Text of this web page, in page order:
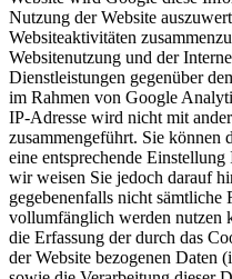
Nutzung der Website
Websiteaktivitäten
Websitenutzung und der
Dienstleistungen gegenüber
im Rahmen von Google
IP-Adresse wird nicht mit
zusammengeführt. Sie können
eine entsprechende
wir weisen Sie jedoch darauf
gegebenenfalls nicht sämtliche
vollumfänglich werden nutzen
die Erfassung der durch das
der Website bezogenen Daten